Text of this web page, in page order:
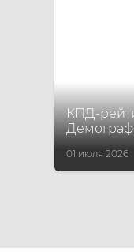
КПД-
01 июля 2026